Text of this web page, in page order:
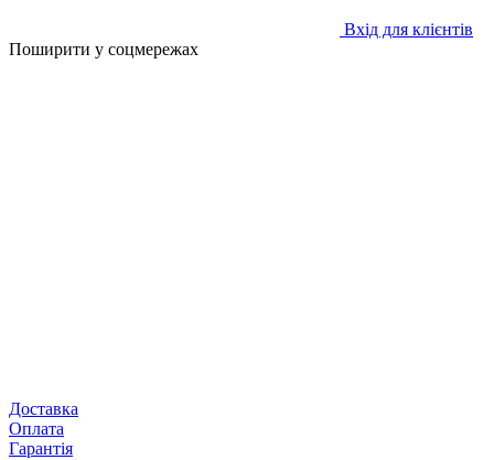
Вхід для клієнтів
Поширити у соцмережах
Доставка
Оплата
Гарантія